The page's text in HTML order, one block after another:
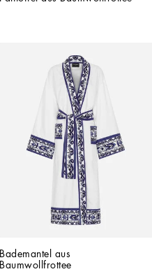
Bademantel aus
Baumwollfrottee